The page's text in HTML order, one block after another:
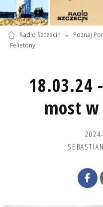
Radio Szczecin » Poznaj
Felietony
18.03.24
most w